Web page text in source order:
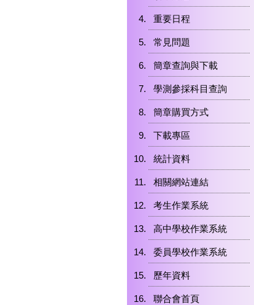
重要日程
常見問題
簡章查詢與下載
學測參採科目查詢
簡章購買方式
下載專區
統計資料
相關網站連結
考生作業系統
高中學校作業系統
委員學校作業系統
歷年資料
聯合會首頁